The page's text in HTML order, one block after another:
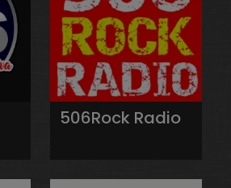
506Rock Radio